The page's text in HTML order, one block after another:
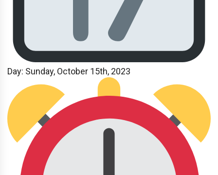
Day: Sunday, October 15th, 2023